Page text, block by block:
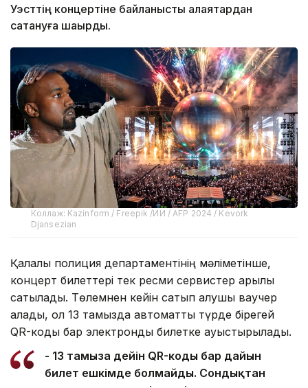
Уэсттің концертіне байланысты алаяқтардан
сақтануға шақырды.
Коллаж: Kazinform / Freepik /ИИ / AFP 2024 / Kevork
Djansezian
Қалалық полиция департаментінің мәліметінше,
концерт билеттері тек ресми сервистер арқылы
сатылады. Төлемнен кейін сатып алушы ваучер
алады, ол 13 тамызда автоматты түрде бірегей
QR-коды бар электронды билетке ауыстырылады.
- 13 тамызға дейін QR-коды бар дайын
билет ешкімде болмайды. Сондықтан